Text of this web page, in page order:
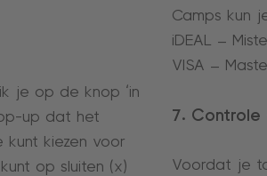
je op de knop ‘in
up dat het
kiezen voor
op sluiten (x)
Camps kun
iDEAL –
VISA –
7. Controle
Voordat je